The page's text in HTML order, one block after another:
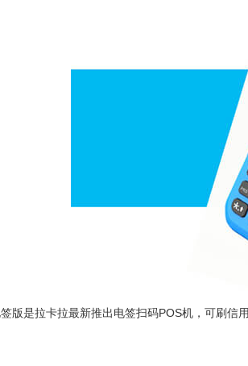
版是拉卡拉最新推出电签扫码POS机，可刷信